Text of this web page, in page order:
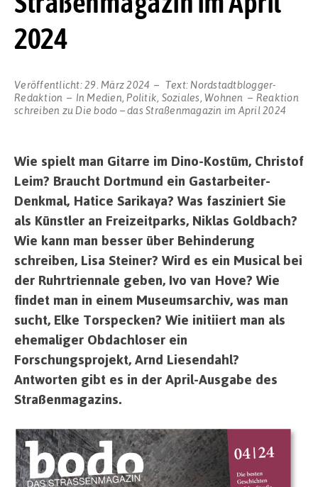
2024
Veröffentlicht:29. März 2024 Text: Nordstadtblogger-
Redaktion
In Medien,Politik, Soziales, Wohnen
Reaktion
schreiben zu Die bodo – das Straßenmagazin im April 2024
Wie spielt man Gitarre im Dino-Kostüm, Christof
Leim? Braucht Dortmund ein Gastarbeiter-
Denkmal, Hatice Sarikaya? Was fasziniert Sie
als Künstler an Freizeitparks, Niklas Goldbach?
Wie kann man besser über Behinderung
schreiben, Lisa Steiner? Wird es ein Musical bei
der Ruhrtriennale geben, Ivo van Hove? Wie
findet man in einem Museumsarchiv, was man
sucht, Elke Torspecken? Wie initiiert man als
ehemaliger Obdachloser ein
Forschungsprojekt, Arnd Liesendahl?
Antworten gibt es in der April-Ausgabe des
Straßenmagazins.